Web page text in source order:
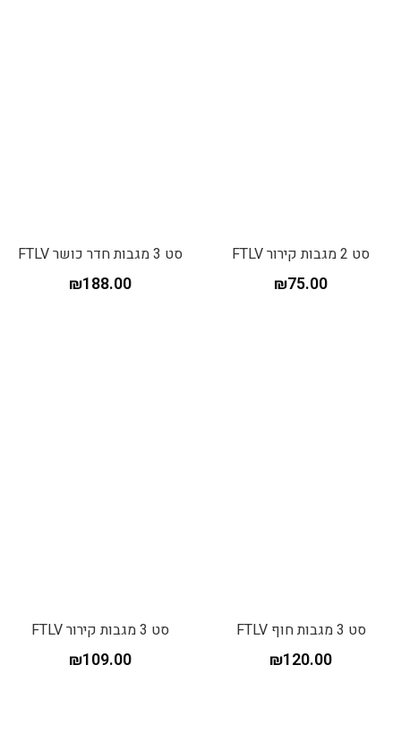
סט 2 מגבות קירור FTLV
₪75.00
סט 3 מגבות חדר כושר FTLV
₪188.00
סט 3 מגבות חוף FTLV
₪120.00
סט 3 מגבות קירור FTLV
₪109.00